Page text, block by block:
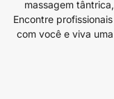
massagem
Encontre
com você e viva